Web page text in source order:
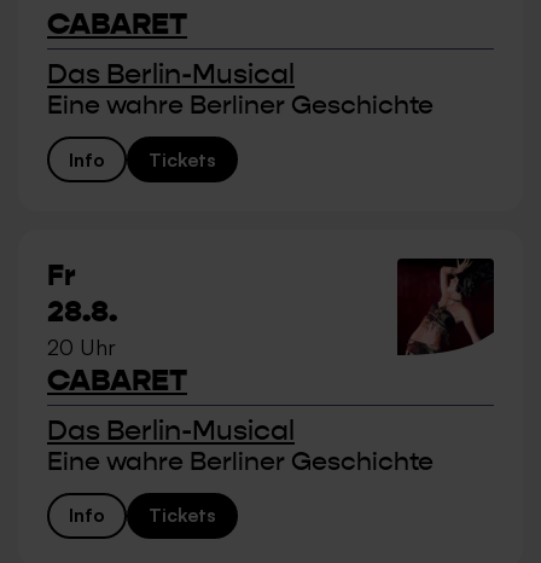
CABARET
Das Berlin-Musical
Eine wahre Berliner Geschichte
Info Tickets
Fr
28.8.
20 Uhr
CABARET
Das Berlin-Musical
Eine wahre Berliner Geschichte
Info Tickets